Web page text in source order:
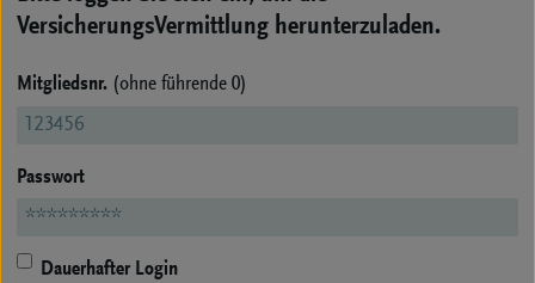
VersicherungsVermittlung herunterzuladen.
Mitgliedsnr. (ohne führende 0)
Passwort
Dauerhafter Login